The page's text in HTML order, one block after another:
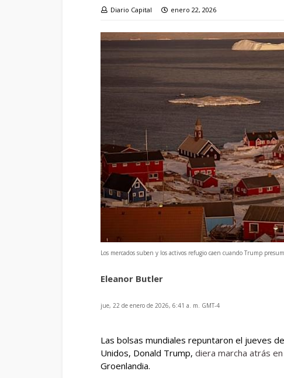
Diario Capital enero 22, 2026
Los mercados suben y los activos refugio caen cuando Trump
Eleanor Butler
jue, 22 de enero de 2026, 6:41 a. m. GMT-4
Las bolsas mundiales repuntaron el jueves
Unidos, Donald Trump, diera marcha atrás
Groenlandia.